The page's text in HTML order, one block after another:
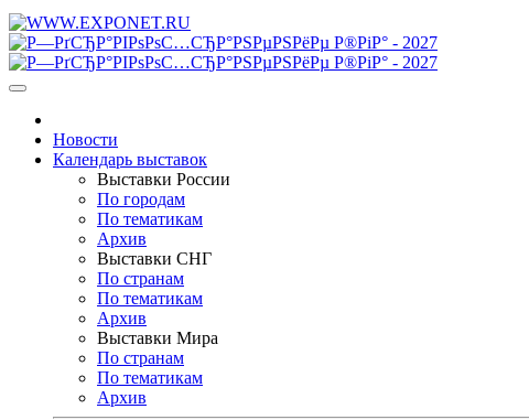
Новости
Календарь выставок
Выставки России
По городам
По тематикам
Архив
Выставки СНГ
По странам
По тематикам
Архив
Выставки Мира
По странам
По тематикам
Архив